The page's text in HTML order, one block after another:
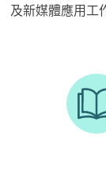
及新媒體應用工